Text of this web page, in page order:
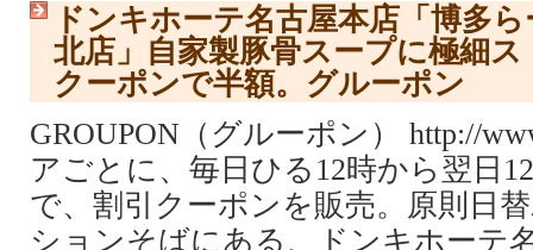
ドンキホーテ名古屋本店「博多
北店」自家製豚骨スープに極細
クーポンで半額。グルーポン
GROUPON（グルーポン） http://
アごとに、毎日ひる12時から翌日
で、割引クーポンを販売。原則日
ションそばにある、ドンキホーテ